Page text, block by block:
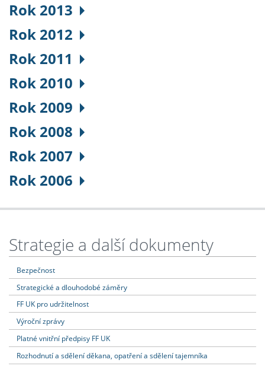
Rok 2013
Rok 2012
Rok 2011
Rok 2010
Rok 2009
Rok 2008
Rok 2007
Rok 2006
Strategie a další dokumenty
Bezpečnost
Strategické a dlouhodobé záměry
FF UK pro udržitelnost
Výroční zprávy
Platné vnitřní předpisy FF UK
Rozhodnutí a sdělení děkana, opatření a sdělení tajemníka